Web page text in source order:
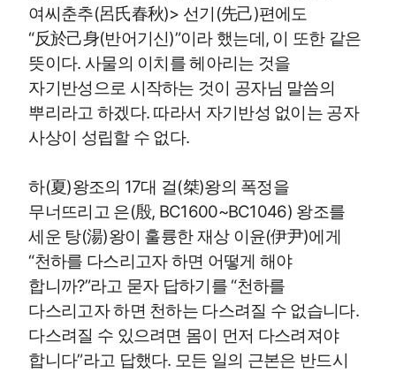
여씨춘추(呂氏春秋)> 선기(先己)편에도
“反於己身(반어기신)”이라 했는데, 이 또한 같은
뜻이다. 사물의 이치를 헤아리는 것을
자기반성으로 시작하는 것이 공자님 말씀의
뿌리라고 하겠다. 따라서 자기반성 없이는 공자
사상이 성립할 수 없다.
하(夏)왕조의 17대 걸(桀)왕의 폭정을
무너뜨리고 은(殷, BC1600~BC1046) 왕조를
세운 탕(湯)왕이 훌륭한 재상 이윤(伊尹)에게
“천하를 다스리고자 하면 어떻게 해야
합니까?”라고 묻자 답하기를 “천하를
다스리고자 하면 천하는 다스려질 수 없습니다.
다스려질 수 있으려면 몸이 먼저 다스려져야
합니다”라고 답했다. 모든 일의 근본은 반드시